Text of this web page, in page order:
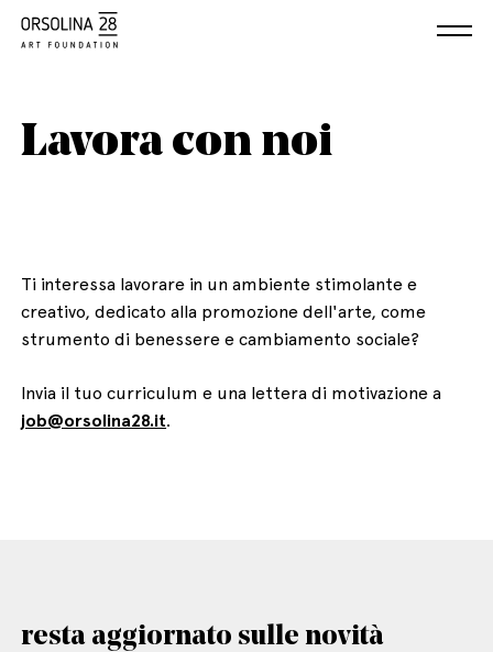
EnglishItaliano
Lavora con noi
Ti interessa lavorare in un ambiente stimolante e
creativo, dedicato alla promozione dell'arte, come
strumento di benessere e cambiamento sociale?
Invia il tuo curriculum e una lettera di motivazione a
job@orsolina28.it.
resta aggiornato sulle novità